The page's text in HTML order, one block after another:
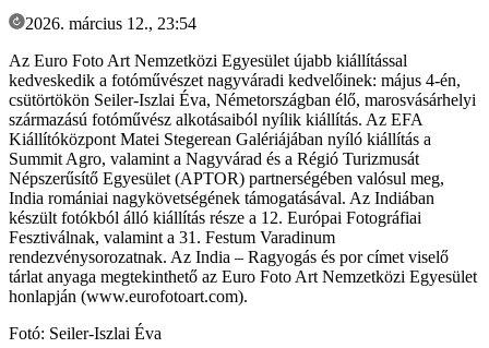
2026. március 12., 23:54
Az Euro Foto Art Nemzetközi Egyesület újabb kiállítással
kedveskedik a fotóművészet nagyváradi kedvelőinek: május 4-én,
csütörtökön Seiler-Iszlai Éva, Németországban élő, marosvásárhelyi
származású fotóművész alkotásaiból nyílik kiállítás. Az EFA
Kiállítóközpont Matei Stegerean Galériájában nyíló kiállítás a
Summit Agro, valamint a Nagyvárad és a Régió Turizmusát
Népszerűsítő Egyesület (APTOR) partnerségében valósul meg,
India romániai nagykövetségének támogatásával. Az Indiában
készült fotókból álló kiállítás része a 12. Európai Fotográfiai
Fesztiválnak, valamint a 31. Festum Varadinum
rendezvénysorozatnak. Az India – Ragyogás és por címet viselő
tárlat anyaga megtekinthető az Euro Foto Art Nemzetközi Egyesület
honlapján (www.eurofotoart.com).
Fotó: Seiler-Iszlai Éva